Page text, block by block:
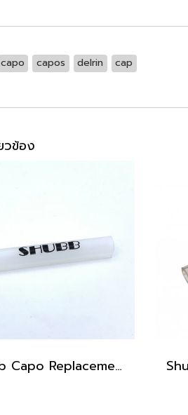
capo capos delrin cap
วข้อง
Shubb Capo Replacement Sleeve Clear with logo 2.25" - R2C